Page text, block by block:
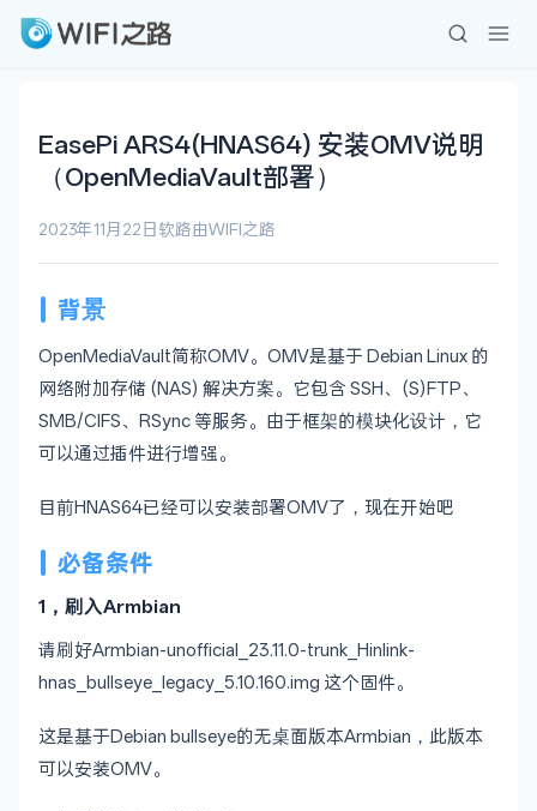
EasePi ARS4(HNAS64) 安装OMV说明
（OpenMediaVault部署）
2023年11月22日 软路由WIFI之路
背景
OpenMediaVault简称OMV。OMV是基于 Debian Linux 的
网络附加存储 (NAS) 解决方案。它包含 SSH、(S)FTP、
SMB/CIFS、RSync 等服务。由于框架的模块化设计，它
可以通过插件进行增强。
目前HNAS64已经可以安装部署OMV了，现在开始吧
必备条件
1，刷入Armbian
请刷好Armbian-unofficial_23.11.0-trunk_Hinlink-
hnas_bullseye_legacy_5.10.160.img 这个固件。
这是基于Debian bullseye的无桌面版本Armbian，此版本
可以安装OMV。